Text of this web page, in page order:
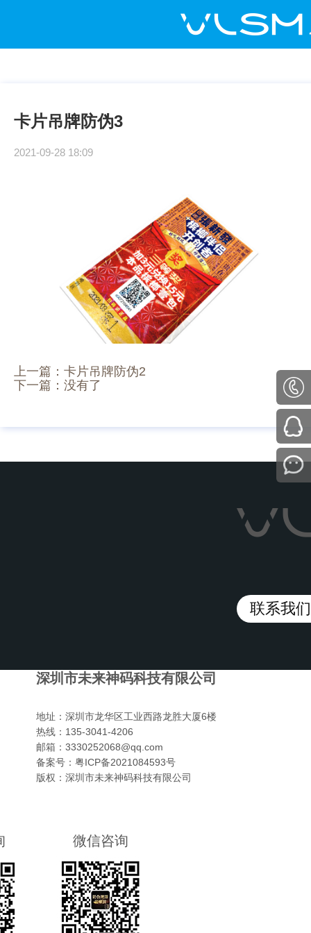
卡片吊牌防伪3
2021-09-28 18:09
上一篇： 卡片吊牌防伪2
下一篇：没有了
联系我
深圳市未来神码科技有限公司
地址： 深圳市龙华区工业西路龙胜大厦6楼
热线： 135-3041-4206
邮箱： 3330252068@qq.com
备案号： 粤ICP备2021084593号
版权： 深圳市未来神码科技有限公司
微信咨询